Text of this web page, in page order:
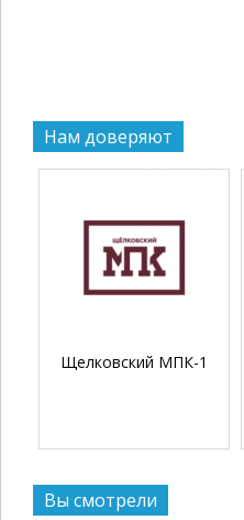
Нам доверяют
Щелковский МПК-1
Вы смотрели